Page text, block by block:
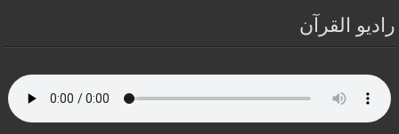
راديو القرآن